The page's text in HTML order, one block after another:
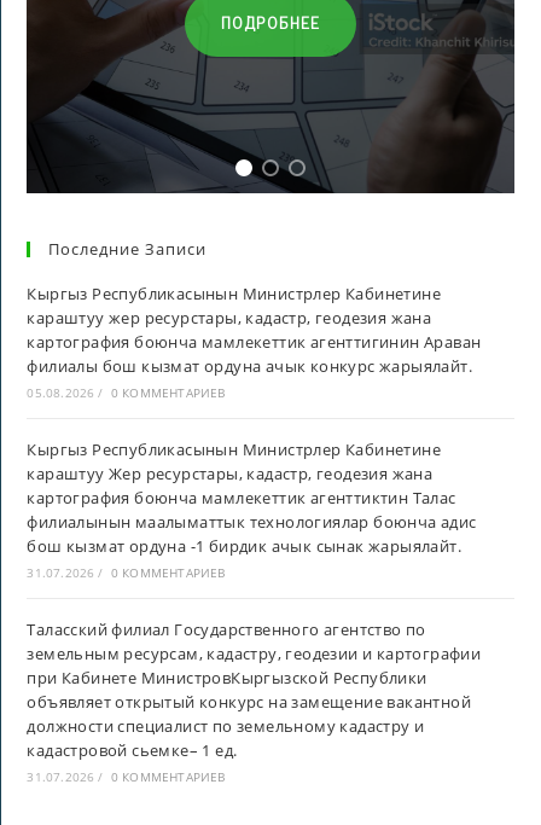
ПОДРОБНЕЕ
Последние Записи
Кыргыз Республикасынын Министрлер Кабинетине
караштуу жер ресурстары, кадастр, геодезия жана
картография боюнча мамлекеттик агенттигинин Араван
филиалы бош кызмат ордуна ачык конкурс жарыялайт.
05.08.2026 / 0 КОММЕНТАРИЕВ
Кыргыз Республикасынын Министрлер Кабинетине
караштуу Жер ресурстары, кадастр, геодезия жана
картография боюнча мамлекеттик агенттиктин Талас
филиалынын маалыматтык технологиялар боюнча адис
бош кызмат ордуна -1 бирдик ачык сынак жарыялайт.
31.07.2026 / 0 КОММЕНТАРИЕВ
Таласский филиал Государственного агентство по
земельным ресурсам, кадастру, геодезии и картографии
при Кабинете МинистровКыргызской Республики
объявляет открытый конкурс на замещение вакантной
должности специалист по земельному кадастру и
кадастровой сьемке– 1 ед.
31.07.2026 / 0 КОММЕНТАРИЕВ